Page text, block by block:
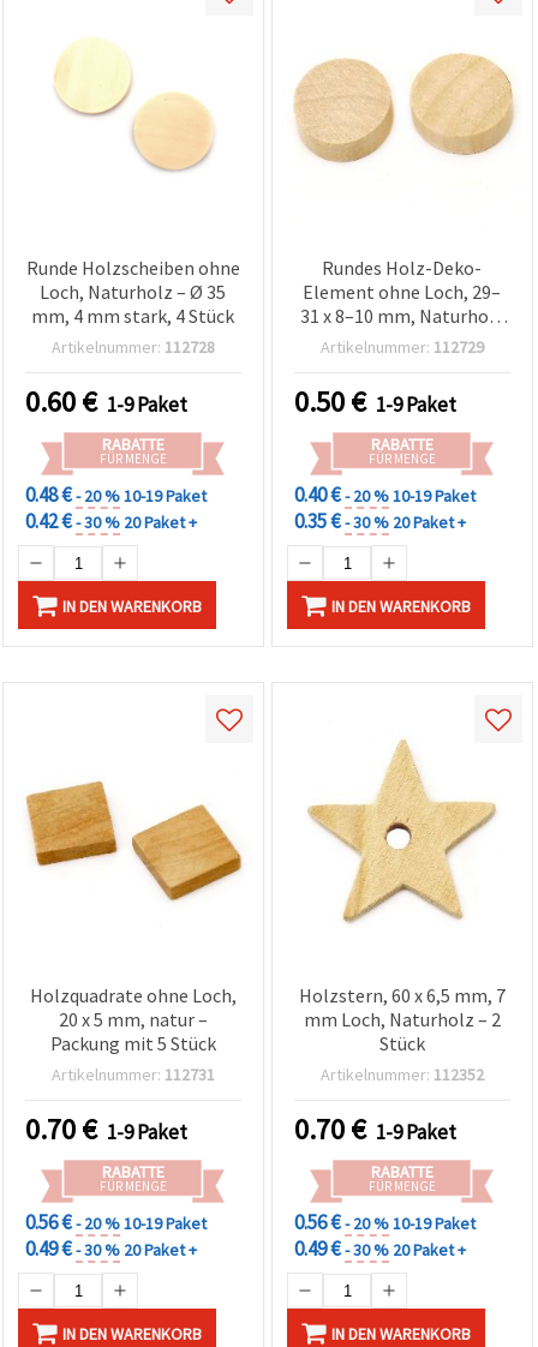
Runde Holzscheiben ohne
Loch, Naturholz – Ø 35
mm, 4 mm stark, 4 Stück
Artikelnummer: 112728
0.60€ 1-9 Paket
RABATTE
FÜR MENGE
0.48 €- 20 %10-19 Paket
0.42 €- 30 % 20 Paket +
IN DEN WARENKORB
Rundes Holz-Deko-
Element ohne Loch, 29–
31 x 8–10 mm, Naturholz
– 5 Stück, sortiert
Artikelnummer: 112729
0.50€ 1-9 Paket
RABATTE
FÜR MENGE
0.40 €- 20 %10-19 Paket
0.35 €- 30 % 20 Paket +
IN DEN WARENKORB
Holzquadrate ohne Loch,
20 x 5 mm, natur –
Packung mit 5 Stück
Artikelnummer: 112731
0.70€ 1-9 Paket
RABATTE
FÜR MENGE
0.56 €- 20 %10-19 Paket
0.49 €- 30 % 20 Paket +
IN DEN WARENKORB
Holzstern, 60 x 6,5 mm, 7
mm Loch, Naturholz – 2
Stück
Artikelnummer: 112352
0.70€ 1-9 Paket
RABATTE
FÜR MENGE
0.56 €- 20 %10-19 Paket
0.49 €- 30 % 20 Paket +
IN DEN WARENKORB